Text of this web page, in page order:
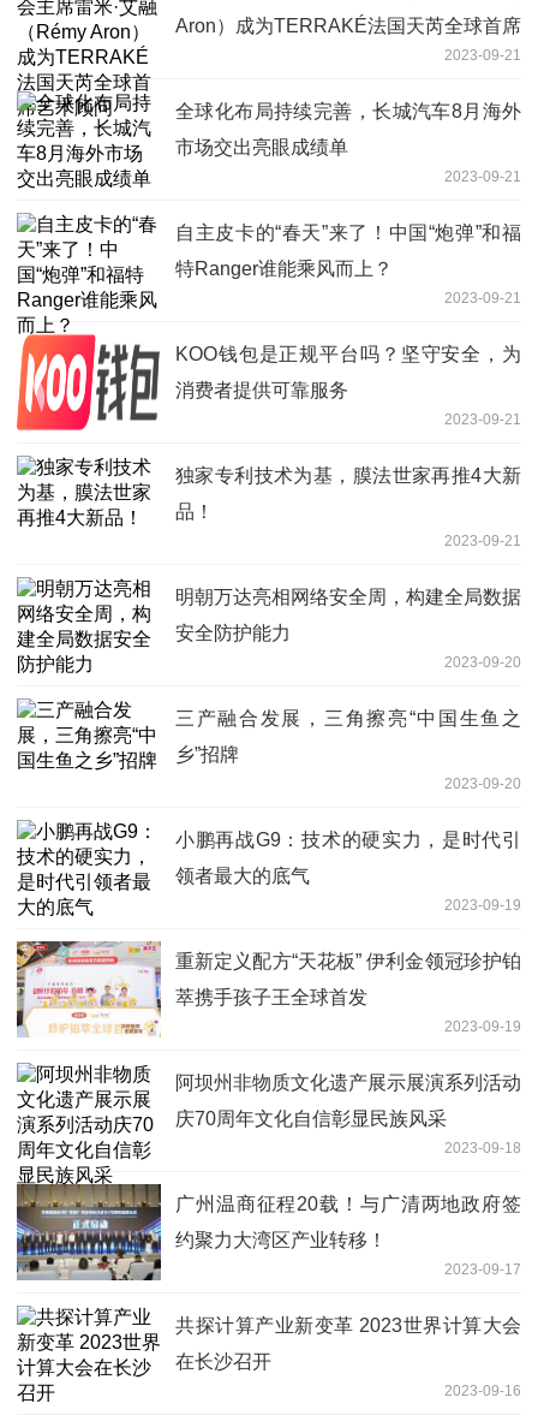
Aron）成为TERRAKÉ法国天芮全球首席
2023-09-21
全球化布局持续完善，长城汽车8月海外
市场交出亮眼成绩单
2023-09-21
自主皮卡的“春天”来了！中国“炮弹”和福
特Ranger谁能乘风而上？
2023-09-21
KOO钱包是正规平台吗？坚守安全，为
消费者提供可靠服务
2023-09-21
独家专利技术为基，膜法世家再推4大新
品！
2023-09-21
明朝万达亮相网络安全周，构建全局数据
安全防护能力
2023-09-20
三产融合发展，三角擦亮“中国生鱼之
乡”招牌
2023-09-20
小鹏再战G9：技术的硬实力，是时代引
领者最大的底气
2023-09-19
重新定义配方“天花板” 伊利金领冠珍护铂
萃携手孩子王全球首发
2023-09-19
阿坝州非物质文化遗产展示展演系列活动
庆70周年文化自信彰显民族风采
2023-09-18
广州温商征程20载！与广清两地政府签
约聚力大湾区产业转移！
2023-09-17
共探计算产业新变革 2023世界计算大会
在长沙召开
2023-09-16